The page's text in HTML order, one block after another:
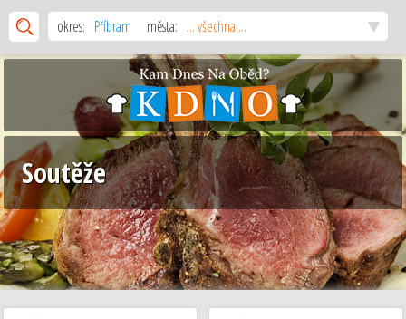
okres: Příbram města: ... všechna ...
Soutěže